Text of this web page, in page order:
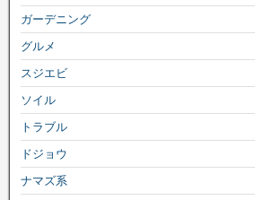
ガーデニング
グルメ
スジエビ
ソイル
トラブル
ドジョウ
ナマズ系